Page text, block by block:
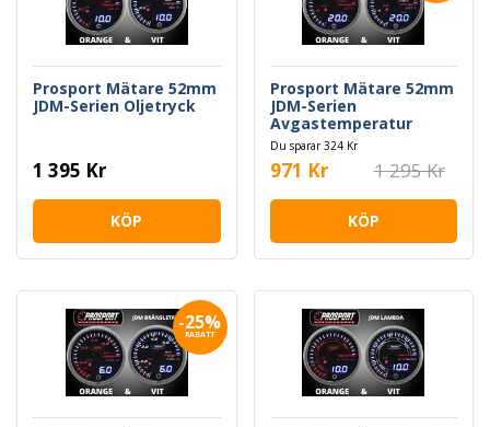
Prosport Mätare 52mm
JDM-Serien Oljetryck
1 395 Kr
KÖP
Prosport Mätare 52mm
JDM-Serien
Avgastemperatur
Du sparar 324 Kr
971 Kr 1 295 Kr
KÖP
-25%
RABATT